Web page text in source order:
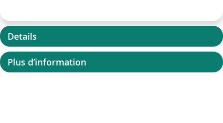
Details
Plus d’information